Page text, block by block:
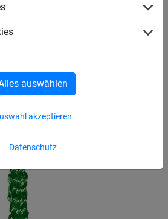
Datenschutz
akzeptieren
auswählen
aus PP, ca. 4 mm
100 mm